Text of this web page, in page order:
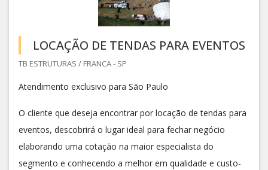
LOCAÇÃO DE TENDAS PARA EVENTOS
TB ESTRUTURAS / FRANCA - SP
Atendimento exclusivo para São Paulo
O cliente que deseja encontrar por locação de tendas para
eventos, descobrirá o lugar ideal para fechar negócio
elaborando uma cotação na maior especialista do
segmento e conhecendo a melhor em qualidade e custo-